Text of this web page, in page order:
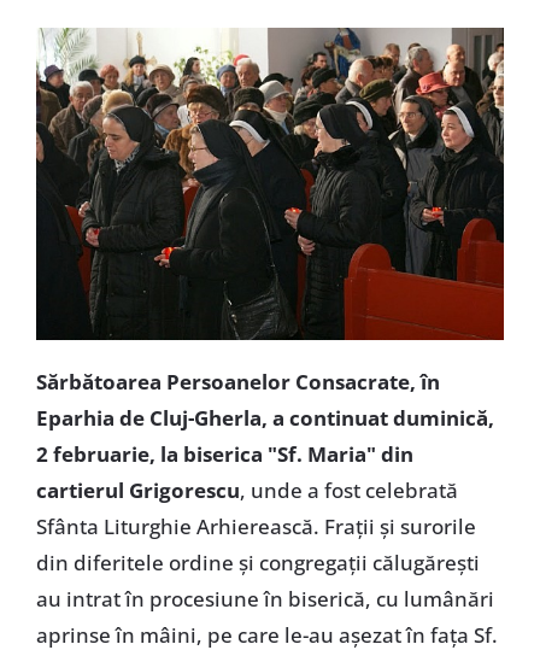
Sărbătoarea Persoanelor Consacrate, în
Eparhia de Cluj-Gherla, a continuat duminică,
2 februarie, la biserica "Sf. Maria" din
cartierul Grigorescu, unde a fost celebrată
Sfânta Liturghie Arhierească. Fraţii şi surorile
din diferitele ordine şi congregaţii călugăreşti
au intrat în procesiune în biserică, cu lumânări
aprinse în mâini, pe care le-au aşezat în faţa Sf.